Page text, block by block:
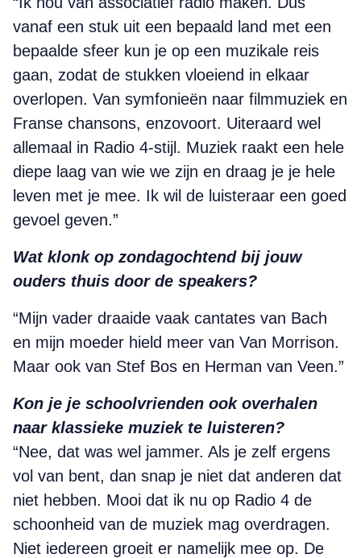
vanaf een stuk uit een bepaald land met een
bepaalde sfeer kun je op een muzikale reis
gaan, zodat de stukken vloeiend in elkaar
overlopen. Van symfonieën naar filmmuziek en
Franse chansons, enzovoort. Uiteraard wel
allemaal in Radio 4-stijl. Muziek raakt een hele
diepe laag van wie we zijn en draag je je hele
leven met je mee. Ik wil de luisteraar een goed
gevoel geven.”
Wat klonk op zondagochtend bij jouw
ouders thuis door de speakers?
“Mijn vader draaide vaak cantates van Bach
en mijn moeder hield meer van Van Morrison.
Maar ook van Stef Bos en Herman van Veen.”
Kon je je schoolvrienden ook over­halen
naar klassieke muziek te luisteren?
“Nee, dat was wel jammer. Als je zelf ergens
vol van bent, dan snap je niet dat anderen dat
niet hebben. Mooi dat ik nu op Radio 4 de
schoonheid van de muziek mag overdragen.
Niet iedereen groeit er namelijk mee op. De